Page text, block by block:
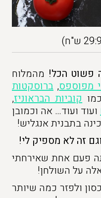
פשוט הכל! מהמלוח
מפוספס, ברוסקטות
קוביות הבראוניז,
ועוד ועוד… אה וכמובן
בתבנית אנגליש!
פעם אחת שאירחתי
ולפזר כמה שיותר